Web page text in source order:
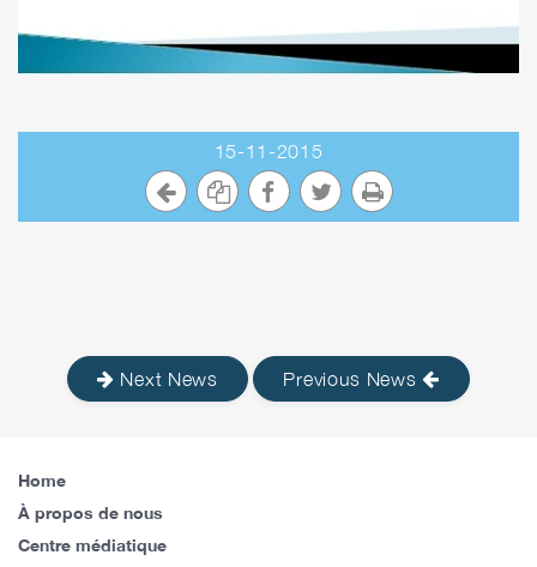
15-11-2015
Next News Previous News
Home
À propos de nous
Centre médiatique